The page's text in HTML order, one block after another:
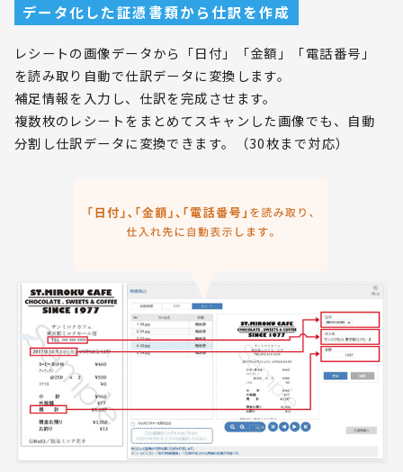
データ化した証憑書類から仕訳を作成
レシートの画像データから「日付」「金額」「電話番号」
を読み取り自動で仕訳データに変換します。
補足情報を入力し、仕訳を完成させます。
複数枚のレシートをまとめてスキャンした画像でも、自動
分割し仕訳データに変換できます。（30枚まで対応）